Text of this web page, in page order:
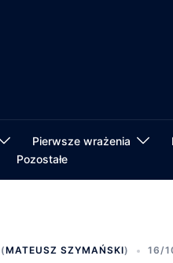
Pierwsze wrażenia
Pozostałe
(MATEUSZ SZYMAŃSKI) 16/